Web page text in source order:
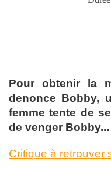
Pour obtenir la
denonce Bobby,
femme tente de
de venger Bobby...
Critique à retrouver